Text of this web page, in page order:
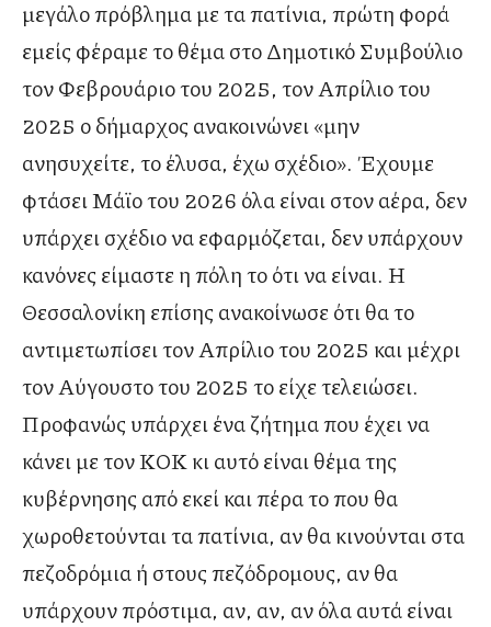
μεγάλο πρόβλημα με τα πατίνια, πρώτη φορά
εμείς φέραμε το θέμα στο Δημοτικό Συμβούλιο
τον Φεβρουάριο του 2025, τον Απρίλιο του
2025 ο δήμαρχος ανακοινώνει «μην
ανησυχείτε, το έλυσα, έχω σχέδιο». Έχουμε
φτάσει Μάϊο του 2026 όλα είναι στον αέρα, δεν
υπάρχει σχέδιο να εφαρμόζεται, δεν υπάρχουν
κανόνες είμαστε η πόλη το ότι να είναι. Η
Θεσσαλονίκη επίσης ανακοίνωσε ότι θα το
αντιμετωπίσει τον Απρίλιο του 2025 και μέχρι
τον Αύγουστο του 2025 το είχε τελειώσει.
Προφανώς υπάρχει ένα ζήτημα που έχει να
κάνει με τον ΚΟΚ κι αυτό είναι θέμα της
κυβέρνησης από εκεί και πέρα το που θα
χωροθετούνται τα πατίνια, αν θα κινούνται στα
πεζοδρόμια ή στους πεζόδρομους, αν θα
υπάρχουν πρόστιμα, αν, αν, αν όλα αυτά είναι